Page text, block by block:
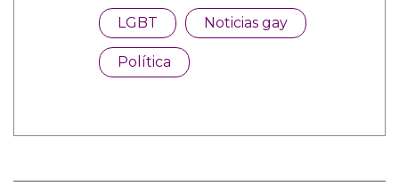
LGBT Noticias gay
Política